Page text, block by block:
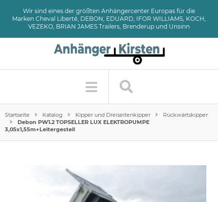
Wir sind eines der größten Anhängercenter Europas für die
Marken Cheval Liberté, DEBON, EDUARD, IFOR WILLIAMS, KOCH,
VEZEKO, BRIAN JAMES Trailers, Brenderup und Unsinn
Startseite Katalog Kipper und Dreiseitenkipper
Rückwärtskipper
Debon PW1.2 TOPSELLER LUX ELEKTROPUMPE
3,05x1,55m+Leitergestell